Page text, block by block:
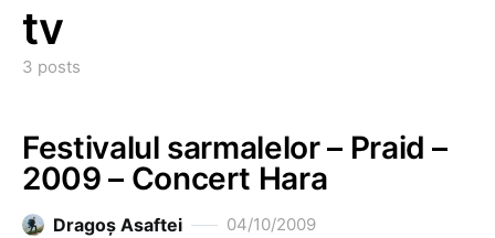
tv
3 posts
Festivalul sarmalelor – Praid –
2009 – Concert Hara
Dragoş Asaftei 04/10/2009